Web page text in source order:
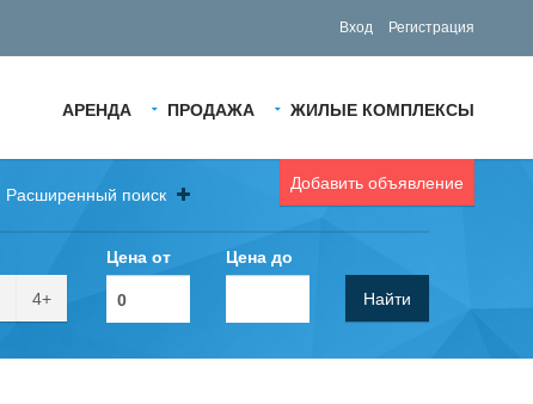
Вход Регистрация
АРЕНДА ПРОДАЖА ЖИЛЫЕ КОМПЛЕКСЫ
Добавить объявление
Расширенный поиск
4+
Цена от Цена до
Найти